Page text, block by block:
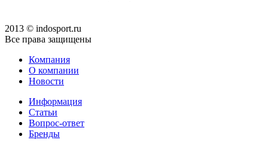
2013 © indosport.ru
Все права защищены
Компания
О компании
Новости
Информация
Статьи
Вопрос-ответ
Бренды